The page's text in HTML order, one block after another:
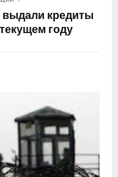
кредиты
году